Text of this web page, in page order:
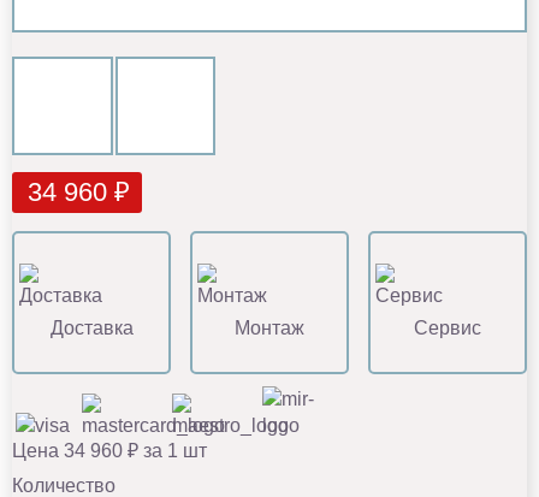
34 960 ₽
Доставка Монтаж Сервис
Цена 34 960 ₽ за 1 шт
Количество